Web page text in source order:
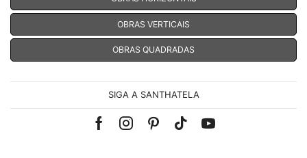
OBRAS VERTICAIS
OBRAS QUADRADAS
SIGA A SANTHATELA
Facebook
Instagram
Pinterest
Tik-Youtube